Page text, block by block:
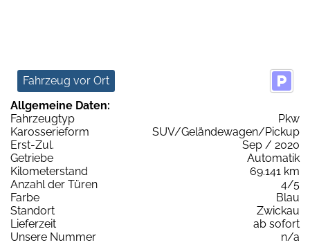
Fahrzeug vor Ort
Allgemeine Daten:
Fahrzeugtyp
Pkw
Karosserieform
SUV/Geländewagen/Pickup
Erst-Zul.
Sep / 2020
Getriebe
Automatik
Kilometerstand
69.141 km
Anzahl der Türen
4/5
Farbe
Blau
Standort
Zwickau
Lieferzeit
ab sofort
Unsere Nummer
n/a